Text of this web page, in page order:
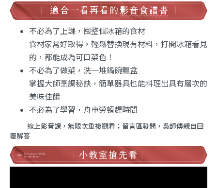
不必為了上課，囤整個冰箱的食材
食材家常好取得，輕鬆替換現有材料，打開冰箱看見
的，都能成為可口菜色！
不必為了做菜，洗一堆鍋碗瓢盆
掌握大師烹調秘訣，簡單器具也能料理出具有層次的
美味佳餚
不必為了學習，舟車勞頓趕時間
線上影音課，無限次重複觀看；留言區發問，吳師傅親自回
覆解答